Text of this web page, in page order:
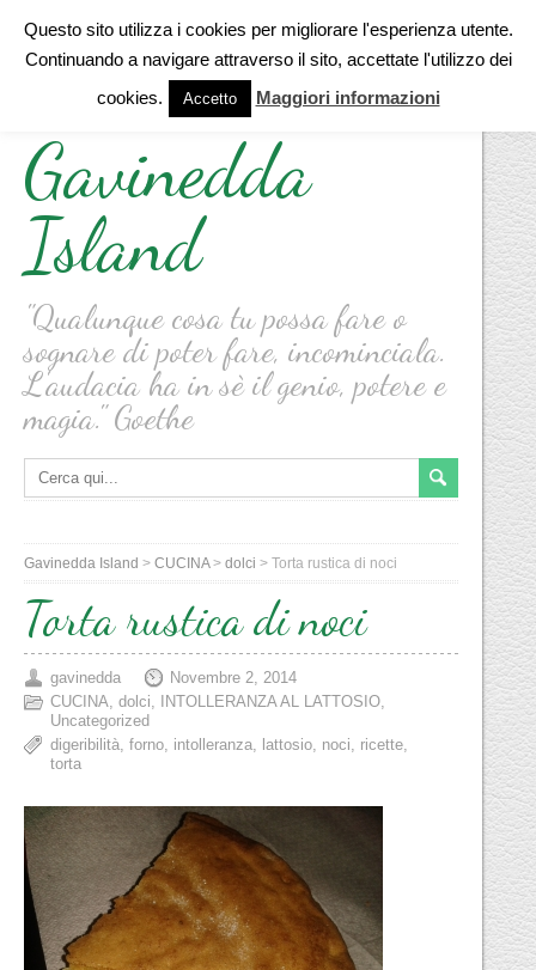
Gavinedda
Island
"Qualunque cosa tu possa fare o
sognare di poter fare, incominciala.
L'audacia ha in sè il genio, potere e
magia." Goethe
Gavinedda Island >CUCINA>dolci >Torta rustica di noci
Torta rustica di noci
gavinedda
Novembre 2, 2014
CUCINA,dolci, INTOLLERANZA AL LATTOSIO,
Uncategorized
digeribilità,forno, intolleranza, lattosio, noci, ricette,
torta
Questo sito utilizza i cookies per migliorare l'esperienza utente.
Continuando a navigare attraverso il sito, accettate l'utilizzo dei
cookies.
Accetto Maggiori informazioni